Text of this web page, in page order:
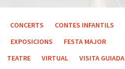
CONCERTS
CONTES INFANTILS
EXPOSICIONS
FESTA MAJOR
TEATRE VIRTUAL
VISITA GUIADA